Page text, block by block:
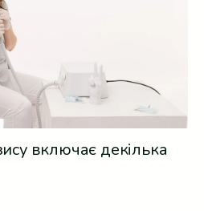
включає декілька